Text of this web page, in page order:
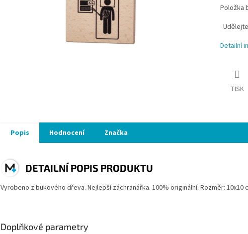
Položka
Detailní
TISK
Popis Hodnocení Značka
DETAILNÍ POPIS PRODUKTU
Vyrobeno z bukového dřeva. Nejlepší záchranářka. 100% originální. Rozměr:
Doplňkové parametry